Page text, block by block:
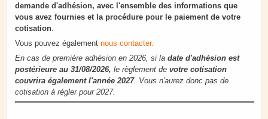
demande d'adhésion, avec l'ensemble des informations que
vous avez fournies et la procédure pour le paiement de votre
cotisation
Vous pouvez également nous contacter.
En cas de première adhésion en 2026, si la date d'adhésion est
postérieure au 31/08/2026, le règlement de votre cotisation
couvrira également l'année 2027. Vous n'aurez donc pas de
cotisation à régler pour 2027.